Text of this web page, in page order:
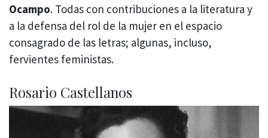
Ocampo. Todas con contribuciones a la literatura y
a la defensa del rol de la mujer en el espacio
consagrado de las letras; algunas, incluso,
fervientes feministas.
Rosario Castellanos